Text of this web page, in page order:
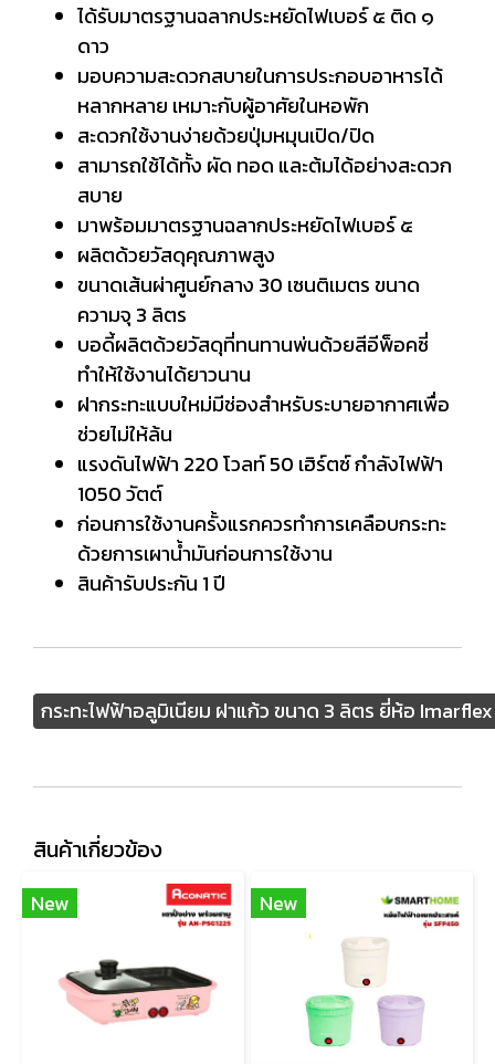
ได้รับมาตรฐานฉลากประหยัดไฟเบอร์ ๕ ติด ๑
ดาว
มอบความสะดวกสบายในการประกอบอาหารได้
หลากหลาย เหมาะกับผู้อาศัยในหอพัก
สะดวกใช้งานง่ายด้วยปุ่มหมุนเปิด/ปิด
สามารถใช้ได้ทั้ง ผัด ทอด และต้มได้อย่างสะดวก
สบาย
มาพร้อมมาตรฐานฉลากประหยัดไฟเบอร์ ๕
ผลิตด้วยวัสดุคุณภาพสูง
ขนาดเส้นผ่าศูนย์กลาง 30 เซนติเมตร ขนาด
ความจุ 3 ลิตร
บอดี้ผลิตด้วยวัสดุที่ทนทานพ่นด้วยสีอีพ็อคซี่
ทำให้ใช้งานได้ยาวนาน
ฝากระทะแบบใหม่มีช่องสำหรับระบายอากาศเพื่อ
ช่วยไม่ให้ล้น
แรงดันไฟฟ้า 220 โวลท์ 50 เฮิร์ตซ์ กำลังไฟฟ้า
1050 วัตต์
ก่อนการใช้งานครั้งแรกควรทำการเคลือบกระทะ
ด้วยการเผาน้ำมันก่อนการใช้งาน
สินค้ารับประกัน 1 ปี
กระทะไฟฟ้าอลูมิเนียม ฝาแก้ว ขนาด 3 ลิตร ยี่ห้อ
สินค้าเกี่ยวข้อง
New New